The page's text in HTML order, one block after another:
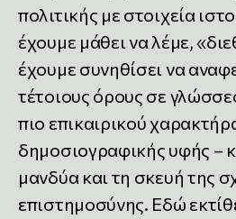
πολιτικής με στοιχεία
έχουμε μάθει να λέμε,
έχουμε συνηθίσει να
τέτοιους όρους σε
πιο επικαιρικού
δημοσιογραφικής υφής –
μανδύα και τη σκευή της
επιστημοσύνης. Εδώ